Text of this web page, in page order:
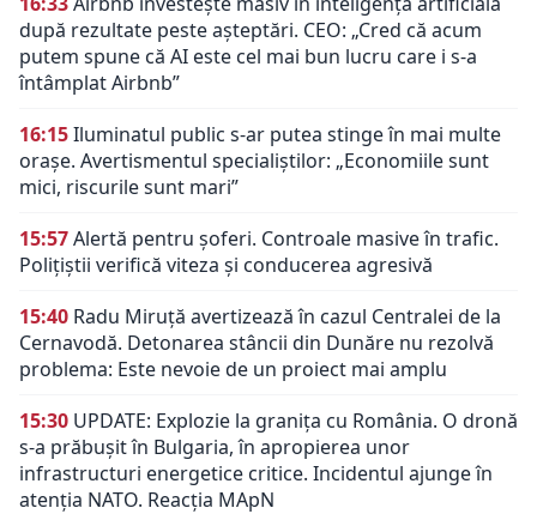
după rezultate peste așteptări. CEO: „Cred că acum
putem spune că AI este cel mai bun lucru care i s-a
întâmplat Airbnb”
16:15Iluminatul public s-ar putea stinge în mai multe
orașe. Avertismentul specialiștilor: „Economiile sunt
mici, riscurile sunt mari”
15:57Alertă pentru șoferi. Controale masive în trafic.
Polițiștii verifică viteza și conducerea agresivă
15:40 Radu Miruță avertizează în cazul Centralei de la
Cernavodă. Detonarea stâncii din Dunăre nu rezolvă
problema: Este nevoie de un proiect mai amplu
15:30 UPDATE: Explozie la granița cu România. O dronă
s-a prăbușit în Bulgaria, în apropierea unor
infrastructuri energetice critice. Incidentul ajunge în
atenția NATO. Reacția MApN